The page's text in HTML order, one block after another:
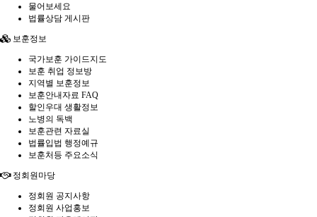
물어보세요
법률상담 게시판
보훈정보
국가보훈 가이드지도
보훈 취업 정보방
지역별 보훈정보
보훈안내자료 FAQ
할인우대 생활정보
노병의 독백
보훈관련 자료실
법률입법 행정예규
보훈처등 주요소식
정회원마당
정회원 공지사항
정회원 사업홍보